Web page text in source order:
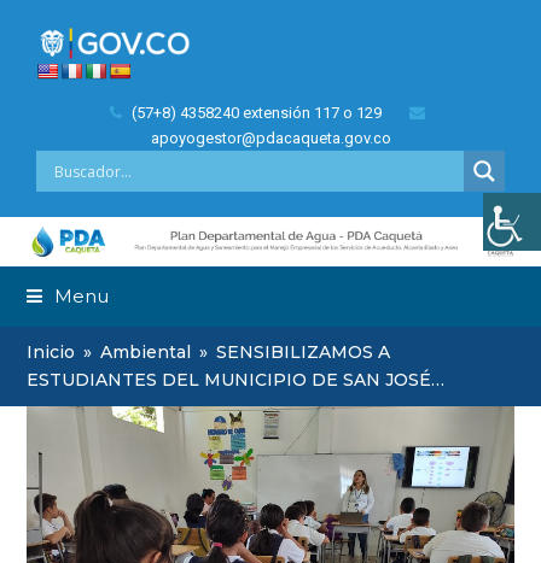
(57+8) 4358240 extensión 117 o 129
apoyogestor@pdacaqueta.gov.co
Menu
Inicio » Ambiental » SENSIBILIZAMOS A
ESTUDIANTES DEL MUNICIPIO DE SAN JOSÉ…